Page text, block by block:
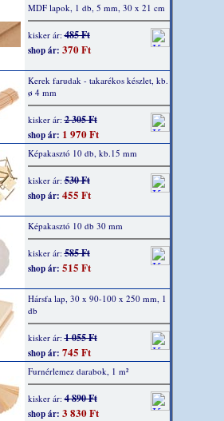
MDF lapok, 1 db, 5 mm, 30 x 21 cm
kisker ár:485 Ft
shop ár: 370 Ft
Kerek farudak - takarékos készlet, kb.
ø 4 mm
kisker ár:2 305 Ft
shop ár: 1 970 Ft
Képakasztó 10 db, kb.15 mm
kisker ár:530 Ft
shop ár: 455 Ft
Képakasztó 10 db 30 mm
kisker ár:585 Ft
shop ár: 515 Ft
Hársfa lap, 30 x 90-100 x 250 mm, 1
db
kisker ár:1 055 Ft
shop ár: 745 Ft
Furnérlemez darabok, 1 m²
kisker ár:4 890 Ft
shop ár: 3 830 Ft